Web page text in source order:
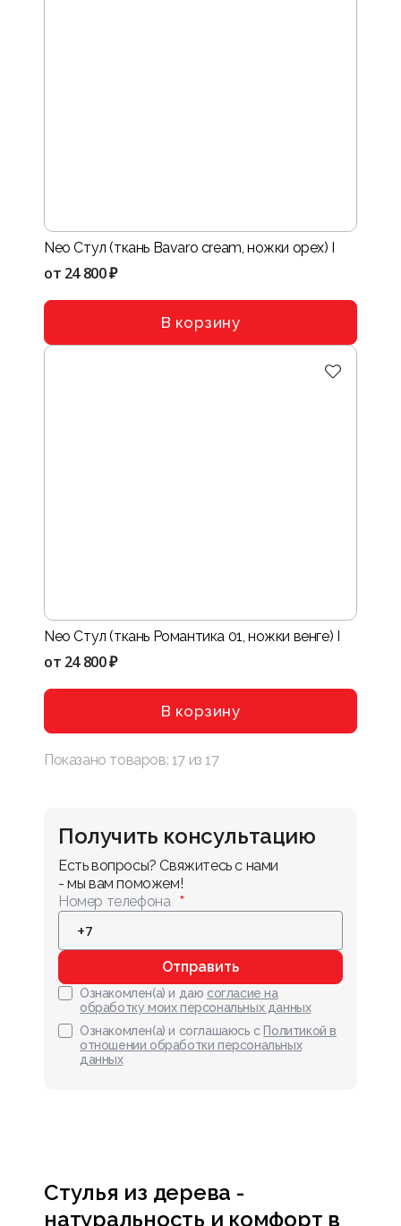
Neo Стул (ткань Bavaro cream, ножки орех) I
от 24 800 ₽
В корзину
Neo Стул (ткань Романтика 01, ножки венге) I
от 24 800 ₽
В корзину
Показано товаров: 17 из17
Получить консультацию
Есть вопросы? Свяжитесь с нами
- мы вам поможем!
Номер телефона
Отправить
Ознакомлен(а) и даю согласие на
обработку моих персональных данных
Ознакомлен(а) и соглашаюсь с Политикой в
отношении обработки персональных
данных
Стулья из дерева -
натуральность и комфорт в